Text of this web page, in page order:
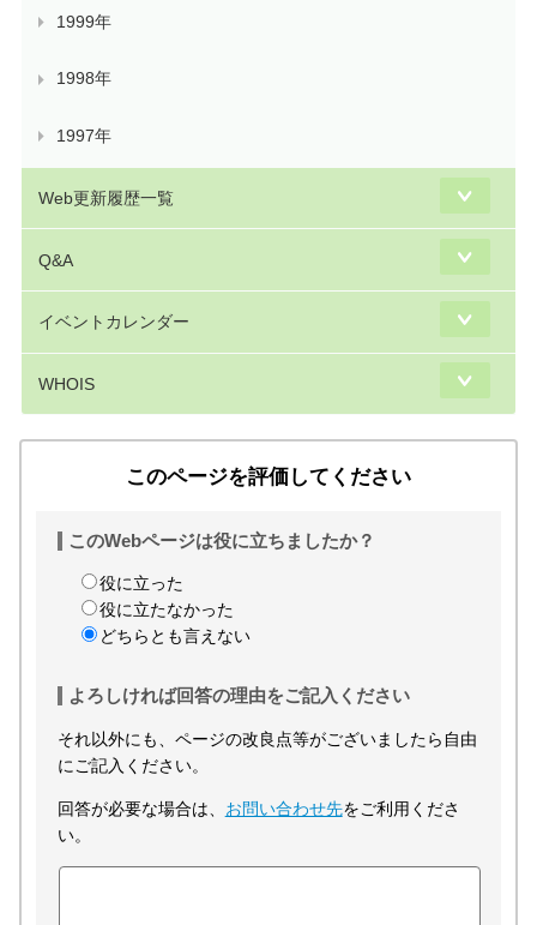
1999年
1998年
1997年
Web更新履歴一覧
Q&A
イベントカレンダー
WHOIS
このページを評価してください
このWebページは役に立ちましたか？
役に立った
役に立たなかった
どちらとも言えない
よろしければ回答の理由をご記入ください
それ以外にも、ページの改良点等がございましたら自由
にご記入ください。
回答が必要な場合は、 お問い合わせ先をご利用くださ
い。